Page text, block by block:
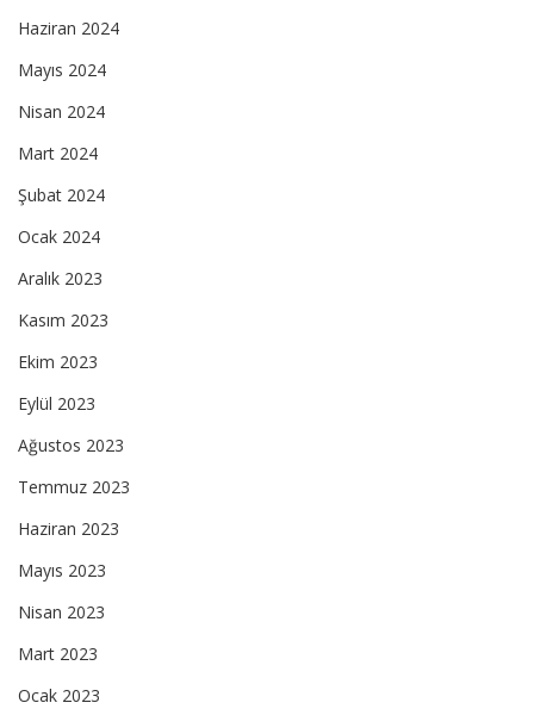
Haziran 2024
Mayıs 2024
Nisan 2024
Mart 2024
Şubat 2024
Ocak 2024
Aralık 2023
Kasım 2023
Ekim 2023
Eylül 2023
Ağustos 2023
Temmuz 2023
Haziran 2023
Mayıs 2023
Nisan 2023
Mart 2023
Ocak 2023